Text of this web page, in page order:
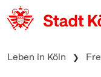
zum Inhalt springen
Leben in Köln